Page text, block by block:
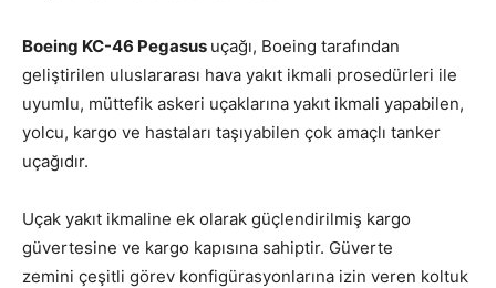
Boeing KC-46 Pegasus uçağı, Boeing tarafından
geliştirilen uluslararası hava yakıt ikmali prosedürleri ile
uyumlu, müttefik askeri uçaklarına yakıt ikmali yapabilen,
yolcu, kargo ve hastaları taşıyabilen çok amaçlı tanker
uçağıdır.
Uçak yakıt ikmaline ek olarak güçlendirilmiş kargo
güvertesine ve kargo kapısına sahiptir. Güverte
zemini çeşitli görev konfigürasyonlarına izin veren koltuk